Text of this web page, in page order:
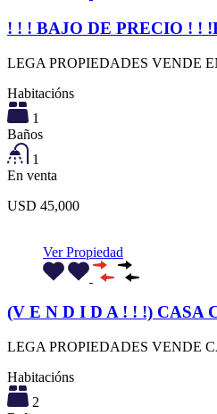
! ! ! BAJO DE PRECIO ! !
LEGA PROPIEDADES VENDE
Habitacións
1
Baños
1
En venta
USD 45,000
Ver Propiedad
(V E N D I D A ! ! !) CASA
LEGA PROPIEDADES VENDE
Habitacións
2